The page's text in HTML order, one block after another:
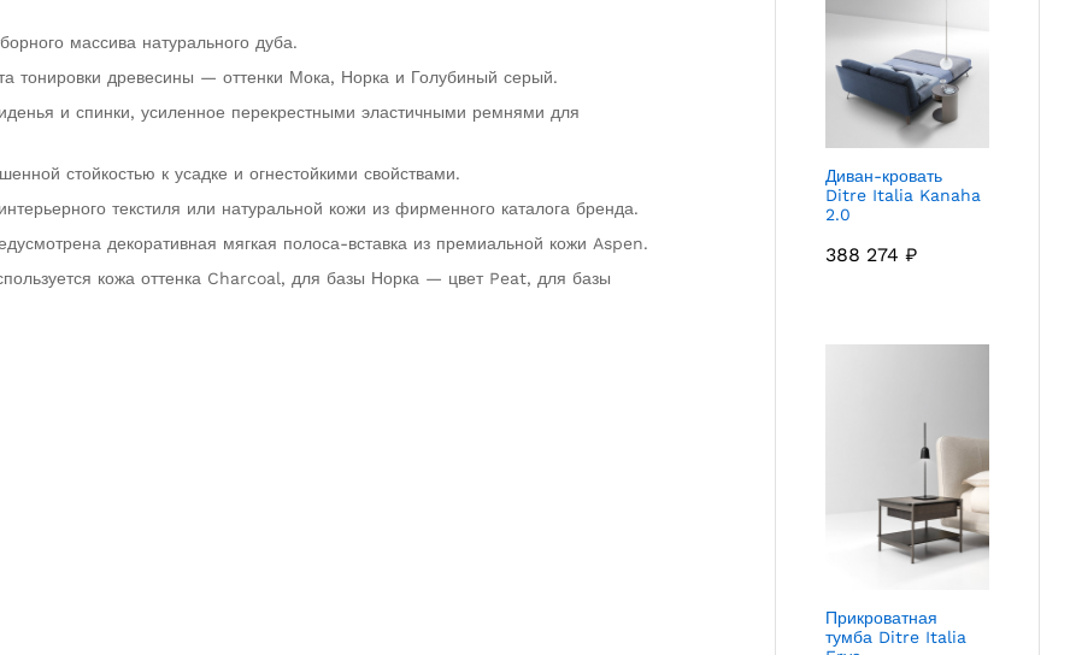
массива натурального дуба.
тонировки древесины — оттенки Мока, Норка и Голубиный серый.
и спинки, усиленное перекрестными эластичными ремнями для
стойкостью к усадке и огнестойкими свойствами.
текстиля или натуральной кожи из фирменного каталога бренда.
декоративная мягкая полоса-вставка из премиальной кожи Aspen.
кожа оттенка Charcoal, для базы Норка — цвет Peat, для базы
Диван-кровать
Ditre Italia Kanaha
2.0
388 274₽
Прикроватная
тумба Ditre Italia